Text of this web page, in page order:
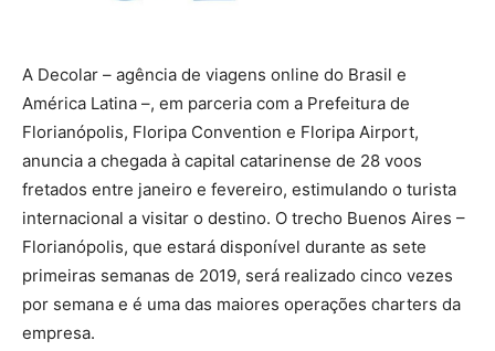
A Decolar – agência de viagens online do Brasil e
América Latina –, em parceria com a Prefeitura de
Florianópolis, Floripa Convention e Floripa Airport,
anuncia a chegada à capital catarinense de 28 voos
fretados entre janeiro e fevereiro, estimulando o turista
internacional a visitar o destino. O trecho Buenos Aires –
Florianópolis, que estará disponível durante as sete
primeiras semanas de 2019, será realizado cinco vezes
por semana e é uma das maiores operações charters da
empresa.